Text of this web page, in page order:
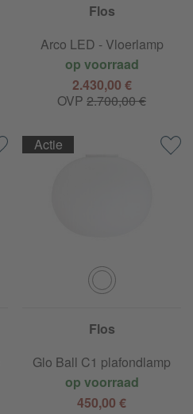
Flos
Arco LED - Vloerlamp
op voorraad
2.430,00 €
OVP2.700,00 €
Flos
Glo Ball C1 plafondlamp
op voorraad
450,00 €
Actie